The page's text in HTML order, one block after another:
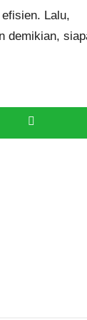
Lalu,
demikian,